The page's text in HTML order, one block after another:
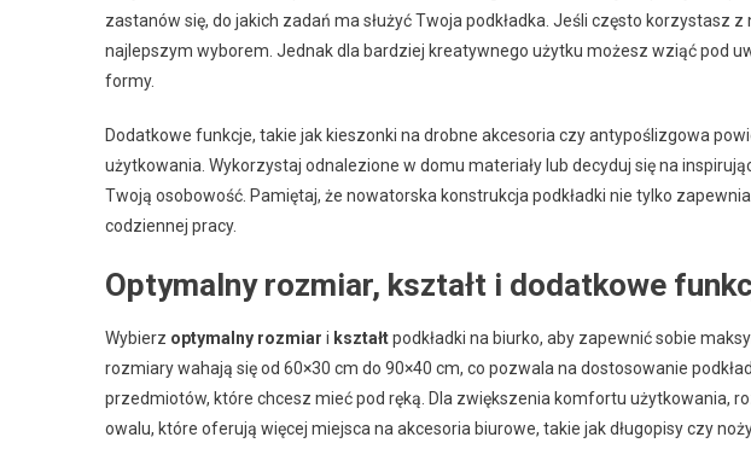
zastanów się, do jakich zadań ma służyć Twoja podkładka. Jeśli często korzystasz
najlepszym wyborem. Jednak dla bardziej kreatywnego użytku możesz wziąć pod
formy.
Dodatkowe funkcje, takie jak kieszonki na drobne akcesoria czy antypoślizgowa
użytkowania. Wykorzystaj odnalezione w domu materiały lub decyduj się na
Twoją osobowość. Pamiętaj, że nowatorska konstrukcja podkładki nie tylko
codziennej pracy.
Optymalny rozmiar, kształt i dodatkowe
Wybierz optymalny rozmiar i kształtpodkładki na biurko, aby zapewnić sobie
rozmiary wahają się od 60×30 cm do 90×40 cm, co pozwala na dostosowanie
przedmiotów, które chcesz mieć pod ręką. Dla zwiększenia komfortu użytkowania,
owalu, które oferują więcej miejsca na akcesoria biurowe, takie jak długopisy czy